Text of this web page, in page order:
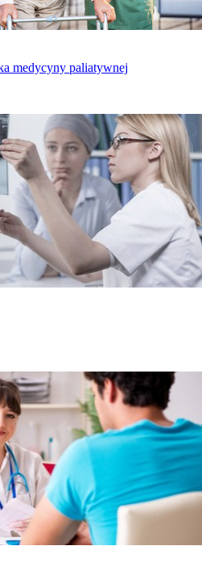
medycyny paliatywnej